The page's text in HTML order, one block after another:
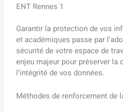
ENT Rennes 1
Garantir la protection de vos
et académiques passe par
sécurité de votre espace de
enjeu majeur pour préserver la
l’intégrité de vos données.
Méthodes de renforcement de